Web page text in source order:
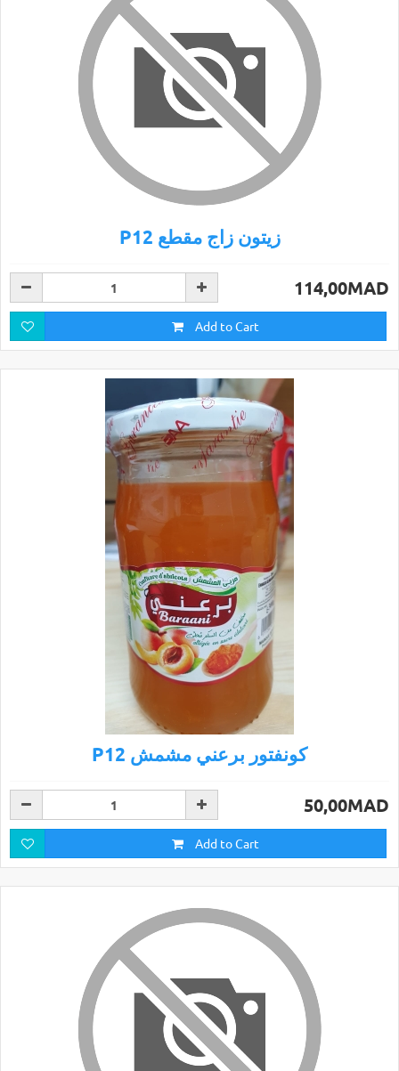
P12 زيتون زاج مقطع
114,00MAD
Add to Cart
P12 كونفتور برعني مشمش
50,00MAD
Add to Cart